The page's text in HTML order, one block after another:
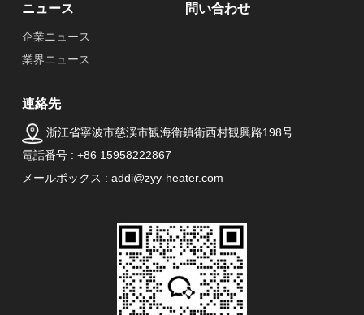
ニュース
企業ニュース
業界ニュース
問い合わせ
連絡先
浙江省寧波市慈渓市観海衛鎮衛西村観興路198号
電話番号 : +86 15958222867
メールボックス : addi@zyy-heater.com